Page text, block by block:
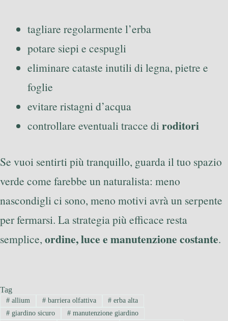
tagliare regolarmente l’erba
potare siepi e cespugli
eliminare cataste inutili di legna, pietre e
foglie
evitare ristagni d’acqua
controllare eventuali tracce diroditori
Se vuoi sentirti più tranquillo, guarda il tuo spazio
verde come farebbe un naturalista: meno
nascondigli ci sono, meno motivi avrà un serpente
per fermarsi. La strategia più efficace resta
semplice, ordine, luce e manutenzione costante.
Tag
#allium #barriera olfattiva # erba alta
#giardino sicuro #manutenzione giardino